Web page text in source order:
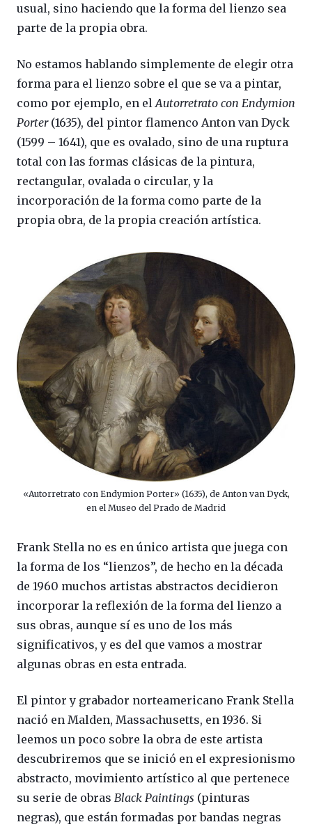
usual, sino haciendo que la forma del lienzo sea
parte de la propia obra.
No estamos hablando simplemente de elegir otra
forma para el lienzo sobre el que se va a pintar,
como por ejemplo, en el Autorretrato con Endymion
Porter(1635), del pintor flamenco Anton van Dyck
(1599 – 1641), que es ovalado, sino de una ruptura
total con las formas clásicas de la pintura,
rectangular, ovalada o circular, y la
incorporación de la forma como parte de la
propia obra, de la propia creación artística.
«Autorretrato con Endymion Porter» (1635), de Anton van Dyck,
en el Museo del Prado de Madrid
Frank Stella no es en único artista que juega con
la forma de los “lienzos”, de hecho en la década
de 1960 muchos artistas abstractos decidieron
incorporar la reflexión de la forma del lienzo a
sus obras, aunque sí es uno de los más
significativos, y es del que vamos a mostrar
algunas obras en esta entrada.
El pintor y grabador norteamericano Frank Stella
nació en Malden, Massachusetts, en 1936. Si
leemos un poco sobre la obra de este artista
descubriremos que se inició en el expresionismo
abstracto, movimiento artístico al que pertenece
su serie de obras Black Paintings (pinturas
negras), que están formadas por bandas negras